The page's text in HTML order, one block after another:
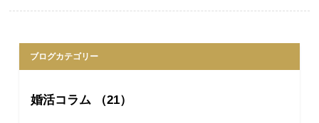
ブログカテゴリー
婚活コラム （21）